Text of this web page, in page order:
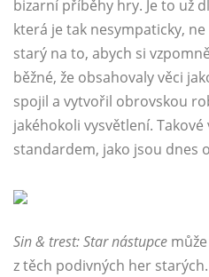
bizarní příběhy hry. Je to už
která je tak nesympaticky,
starý na to, abych si
běžné, že obsahovaly věci
spojil a vytvořil obrovskou
jakéhokoli vysvětlení. Takové
standardem, jako jsou dnes
Sin & trest: Star nástupce
z těch podivných her